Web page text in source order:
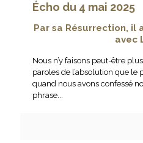
Écho du 4 mai 2025
Par sa Résurrection, il
avec
Nous n’y faisons peut-être
paroles de l’absolution que le
quand nous avons confessé
phrase...